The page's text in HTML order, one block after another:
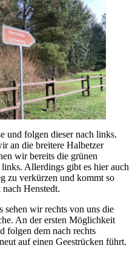
und folgen dieser nach links.
an die breitere Halbetzer
wir bereits die grünen
Allerdings gibt es hier auch
zu verkürzen und kommt so
Henstedt.
sehen wir rechts von uns die
An der ersten Möglichkeit
folgen dem nach rechts
auf einen Geestrücken führt.